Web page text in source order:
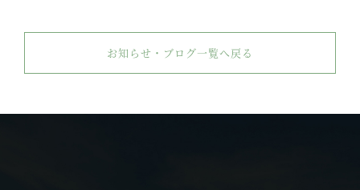
お知らせ・ブログ一覧へ戻る